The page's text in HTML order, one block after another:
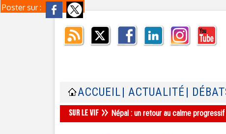
Poster sur :
ACCUEIL | ACTUALITÉ |
Népal : un retour au calme